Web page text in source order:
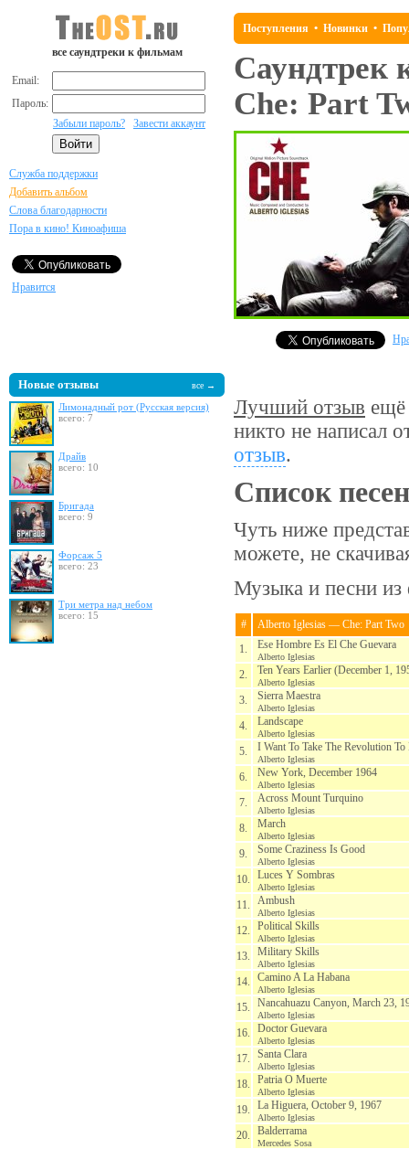
все саундтреки к фильмам
Email:
Пароль:
Забыли пароль?
Завести аккаунт
Служба поддержки
Добавить альбом
Слова благодарности
Пора в кино! Киноафиша
Нравится
Новые отзывы все →
Лимонадный рот (Русская версия)
всего: 7
Драйв
всего: 10
Бригада
всего: 9
Форсаж 5
всего: 23
Три метра над небом
всего: 15
Поступления • Новинки •
Саундтрек
Che: Part
Лучший отзыв ещё
никто не написал
отзыв.
Список песен
Чуть ниже
можете, не
Музыка и песни из
#
Alberto Iglesias — Che: Part Two
1.
Ese Hombre Es El Che Guevara
Alberto Iglesias
2. Ten Years Earlier (December 1,
Alberto Iglesias
3. Sierra Maestra
Alberto Iglesias
4. Landscape
Alberto Iglesias
5. I Want To Take The Revolution
Alberto Iglesias
6. New York, December 1964
Alberto Iglesias
7. Across Mount Turquino
Alberto Iglesias
8. March
Alberto Iglesias
9. Some Craziness Is Good
Alberto Iglesias
10. Luces Y Sombras
Alberto Iglesias
11. Ambush
Alberto Iglesias
12. Political Skills
Alberto Iglesias
13. Military Skills
Alberto Iglesias
14. Camino A La Habana
Alberto Iglesias
15. Nancahuazu Canyon, March 23,
Alberto Iglesias
16. Doctor Guevara
Alberto Iglesias
17. Santa Clara
Alberto Iglesias
18. Patria O Muerte
Alberto Iglesias
19. La Higuera, October 9, 1967
Alberto Iglesias
20. Balderrama
Mercedes Sosa